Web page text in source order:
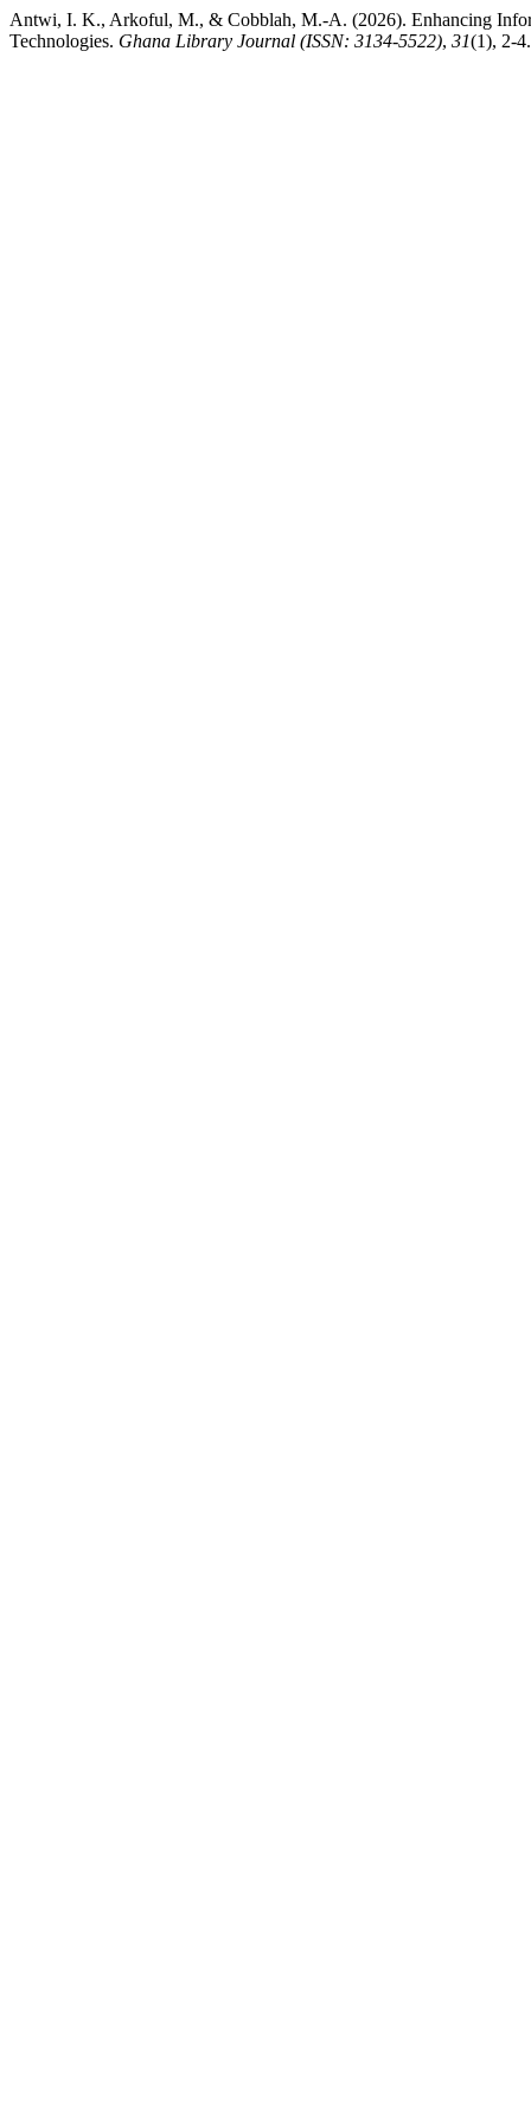
Antwi, I. K., Arkoful, M., & Cobblah, M.-A. (2026). Enhancing
Technologies. Ghana Library Journal (ISSN: 3134-5522), 31(1), 2-